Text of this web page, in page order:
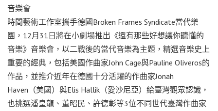
音樂會
時間藝術工作室攜手德國Broken Frames Syndicate當代樂
團，12月31日將在小劇場推出《還有那些好想讓你聽懂的
音樂》音樂會，以二戰後的當代音樂為主題，精選音樂史上
重要的經典，包括美國作曲家John Cage與Pauline Oliveros的
作品，並推介近年在德國十分活躍的作曲家Jonah
Haven（美國）與Elis Hallik（愛沙尼亞）給臺灣觀眾認識，
也挑選潘皇龍、董昭民、許德彰等3位不同世代臺灣作曲家